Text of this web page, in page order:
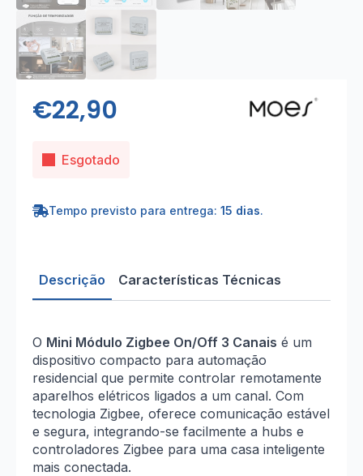
€22,90
Esgotado
Tempo previsto para entrega: 15 dias.
Descrição Características Técnicas
O Mini Módulo Zigbee On/Off 3 Canais é um
dispositivo compacto para automação
residencial que permite controlar remotamente
aparelhos elétricos ligados a um canal. Com
tecnologia Zigbee, oferece comunicação estável
e segura, integrando-se facilmente a hubs e
controladores Zigbee para uma casa inteligente
mais conectada.